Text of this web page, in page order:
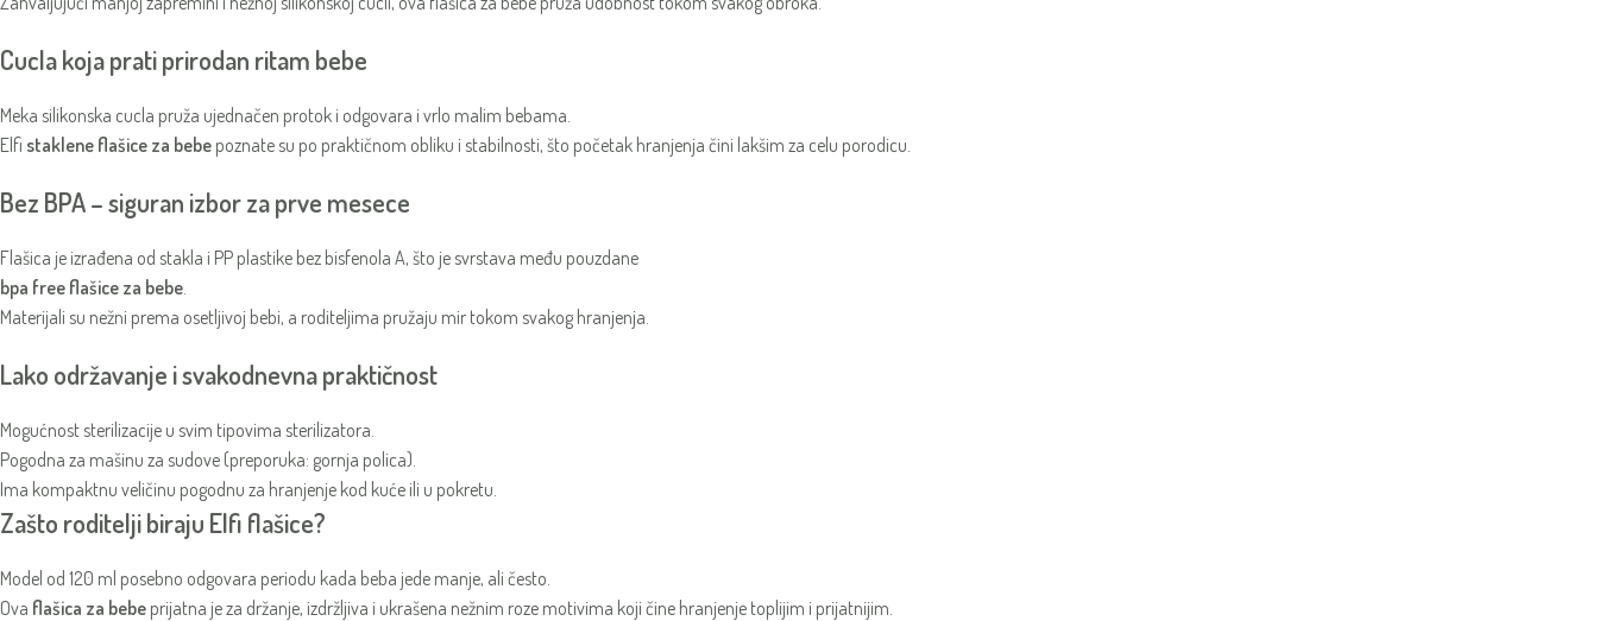
Cucla koja prati prirodan ritam bebe
Meka silikonska cucla pruža ujednačen protok i odgovara i vrlo malim bebama.
Elfi staklene flašice za bebe poznate su po praktičnom obliku i stabilnosti, što početak hranjenja čini lakšim za celu porodicu.
Bez BPA – siguran izbor za prve mesece
Flašica je izrađena od stakla i PP plastike bez bisfenola A, što je svrstava među pouzdane
bpa free flašice za bebe.
Materijali su nežni prema osetljivoj bebi, a roditeljima pružaju mir tokom svakog hranjenja.
Lako održavanje i svakodnevna praktičnost
Mogućnost sterilizacije u svim tipovima sterilizatora.
Pogodna za mašinu za sudove (preporuka: gornja polica).
Ima kompaktnu veličinu pogodnu za hranjenje kod kuće ili u pokretu.
Zašto roditelji biraju Elfi flašice?
Model od 120 ml posebno odgovara periodu kada beba jede manje, ali često.
Ova flašica za bebe prijatna je za držanje, izdržljiva i ukrašena nežnim roze motivima koji čine hranjenje toplijim i prijatnijim.